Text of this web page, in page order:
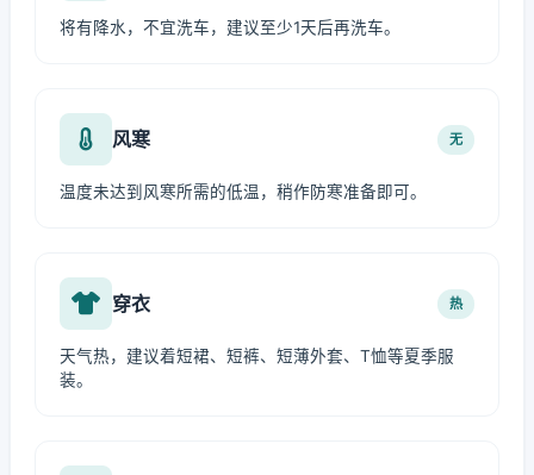
将有降水，不宜洗车，建议至少1天后再洗车。
风寒 无
温度未达到风寒所需的低温，稍作防寒准备即可。
穿衣 热
天气热，建议着短裙、短裤、短薄外套、T恤等夏季服
装。